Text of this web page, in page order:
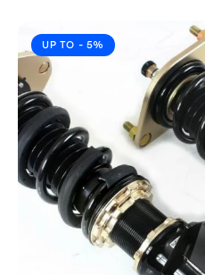
UP TO - 5%